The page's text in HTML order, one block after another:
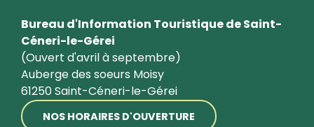
Bureau d'Information Touristique de Saint-
Céneri-le-Gérei
(Ouvert d'avril à septembre)
Auberge des soeurs Moisy
61250 Saint-Céneri-le-Gérei
NOS HORAIRES D'OUVERTURE